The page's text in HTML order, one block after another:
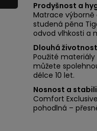
Prodyšnost a
Matrace výborně
studená pěna
odvod vlhkosti a
Dlouhá
Použité
můžete
délce 10 let.
Nosnost a
Comfort
pohodlná –